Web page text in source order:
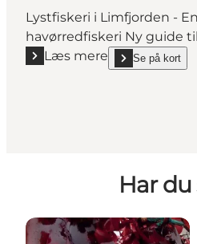
Lystfiskeri i Limfjorden -
havørredfiskeri Ny guide
Læs mere
Læs mere "Bog - Se på kort
show Bog -
Har du